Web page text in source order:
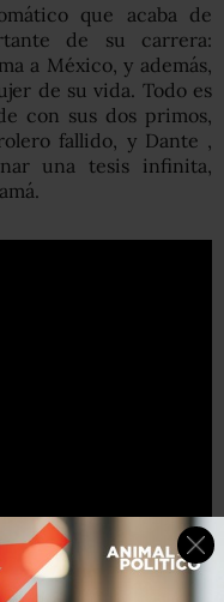
que acaba de
de su carrera:
a México, y además,
de su vida. Todo es
con sus dos primos,
fallido, y Dante ,
una tesis infinita,